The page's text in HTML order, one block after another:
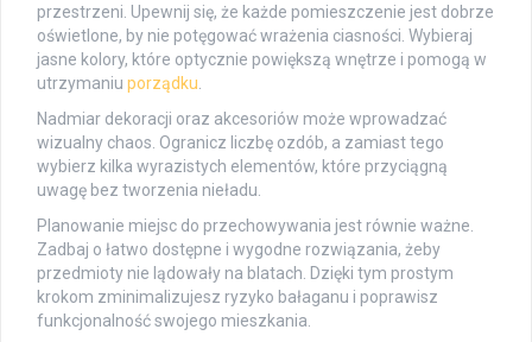
przestrzeni. Upewnij się, że każde pomieszczenie jest dobrze
oświetlone, by nie potęgować wrażenia ciasności. Wybieraj
jasne kolory, które optycznie powiększą wnętrze i pomogą w
utrzymaniu porządku
Nadmiar dekoracji oraz akcesoriów może wprowadzać
wizualny chaos. Ogranicz liczbę ozdób, a zamiast tego
wybierz kilka wyrazistych elementów, które przyciągną
uwagę bez tworzenia nieładu.
Planowanie miejsc do przechowywania jest równie ważne.
Zadbaj o łatwo dostępne i wygodne rozwiązania, żeby
przedmioty nie lądowały na blatach. Dzięki tym prostym
krokom zminimalizujesz ryzyko bałaganu i poprawisz
funkcjonalność swojego mieszkania.